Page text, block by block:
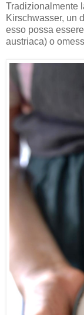
Tradizionalmente
Kirschwasser, un
esso possa
austriaca) o